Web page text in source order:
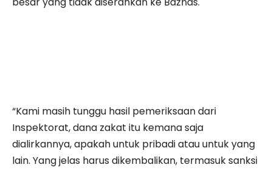
“Kami masih tunggu hasil pemeriksaan dari
Inspektorat, dana zakat itu kemana saja
dialirkannya, apakah untuk pribadi atau untuk yang
lain. Yang jelas harus dikembalikan, termasuk sanksi